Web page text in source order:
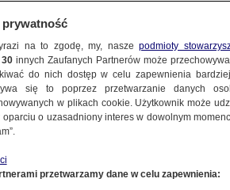
prywatność
na to zgodę, my, naszepodmioty
30 innych Zaufanych Partnerów może
do nich dostęp w celu zapewnienia
się to poprzez przetwarzanie danych
w plikach cookie. Użytkownik może
o uzasadniony interes w dowolnym
przetwarzamy dane w celu zapewnienia: